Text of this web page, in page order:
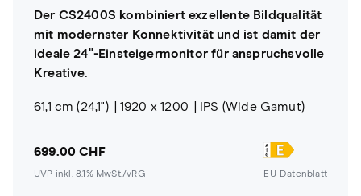
Der CS2400S kombiniert exzellente Bildqualität
mit modernster Konnektivität und ist damit der
ideale 24"-Einsteigermonitor für anspruchsvolle
Kreative.
61,1 cm (24,1") 1920 x 1200 IPS (Wide Gamut)
699.00 CHF
UVP inkl. 8.1% MwSt./vRG EU-Datenblatt